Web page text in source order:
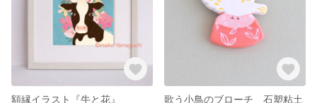
額縁イラスト『牛と花』
歌う小鳥のブローチ 石塑粘土